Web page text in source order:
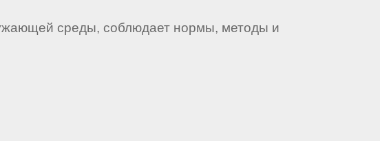
среды, соблюдает нормы, методы и